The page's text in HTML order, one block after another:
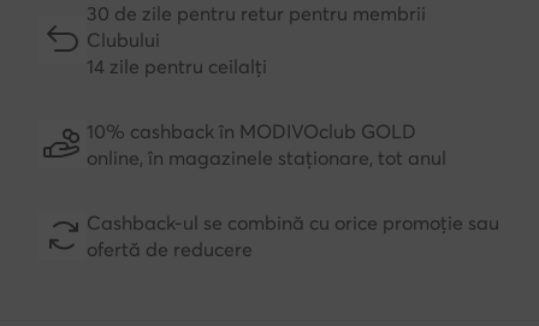
30 de zile pentru retur pentru membrii
Clubului
14 zile pentru ceilalți
10% cashback în MODIVOclub GOLD
online, în magazinele staționare, tot anul
Cashback-ul se combină cu orice promoție sau
ofertă de reducere